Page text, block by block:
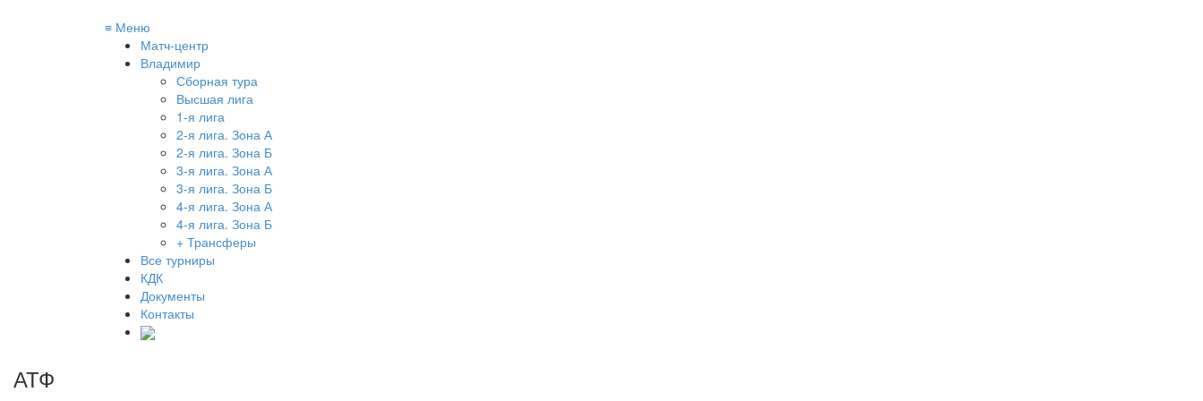
≡ Меню
Матч-центр
Владимир
Сборная тура
Высшая лига
1-я лига
2-я лига. Зона А
2-я лига. Зона Б
3-я лига. Зона А
3-я лига. Зона Б
4-я лига. Зона А
4-я лига. Зона Б
+ Трансферы
Все турниры
КДК
Документы
Контакты
АТФ